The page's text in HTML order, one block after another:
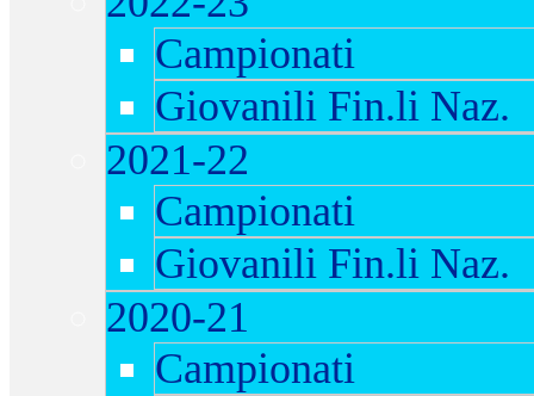
Campionati
Giovanili Fin.li Naz.
2021-22
Campionati
Giovanili Fin.li Naz.
2020-21
Campionati